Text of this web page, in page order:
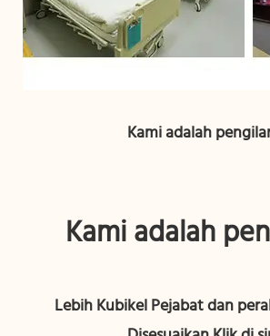
Lebih Kubikel Pejabat dan